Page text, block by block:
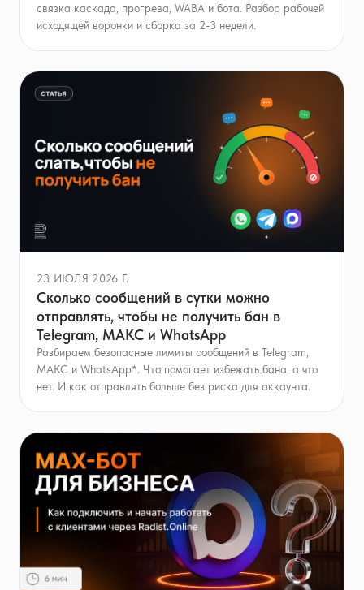
связка каскада, прогрева, WABA и бота. Разбор рабочей
исходящей воронки и сборка за 2-3 недели.
23 ИЮЛЯ 2026 Г.
Сколько сообщений в сутки можно
отправлять, чтобы не получить бан в
Telegram, МАКС и WhatsApp
Разбираем безопасные лимиты сообщений в Telegram,
МАКС и WhatsApp*. Что помогает избежать бана, а что
нет. И как отправлять больше без риска для аккаунта.